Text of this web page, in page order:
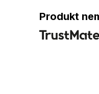
Produkt